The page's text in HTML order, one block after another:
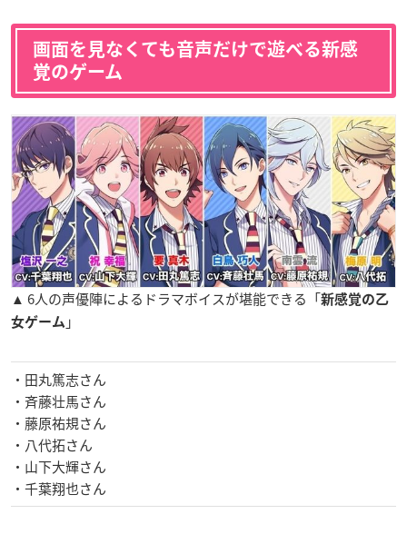
画面を見なくても音声だけで遊べる新感
覚のゲーム
▲ 6人の声優陣によるドラマボイスが堪能できる「新感覚の乙
女ゲーム 」
・田丸篤志さん
・斉藤壮馬さん
・藤原祐規さん
・八代拓さん
・山下大輝さん
・千葉翔也さん